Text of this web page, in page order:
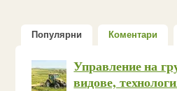
Популярни Коментари
Управление на
видове,